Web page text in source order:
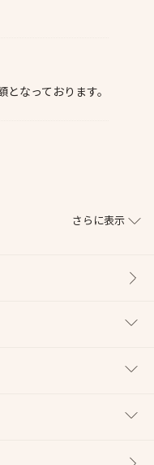
なっております。
さらに表示